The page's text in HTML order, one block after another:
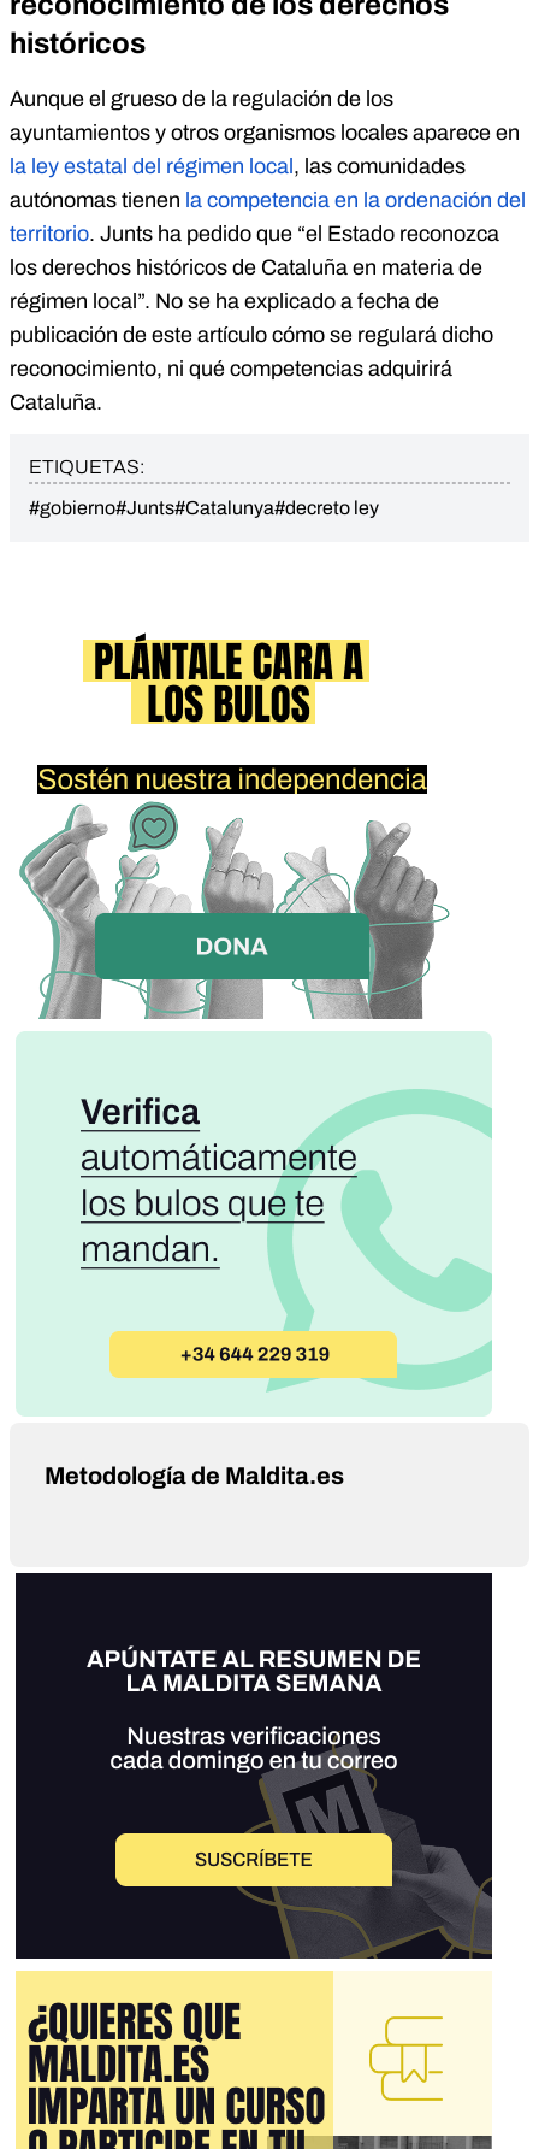
históricos
Aunque el grueso de la regulación de los
ayuntamientos y otros organismos locales aparece en
la ley estatal del régimen local , las comunidades
autónomas tienen la competencia en la ordenación del
territorio. Junts ha pedido que “el Estado reconozca
los derechos históricos de Cataluña en materia de
régimen local”. No se ha explicado a fecha de
publicación de este artículo cómo se regulará dicho
reconocimiento, ni qué competencias adquirirá
Cataluña.
ETIQUETAS:
#gobierno#Junts#Catalunya#decreto ley
Metodología de Maldita.es